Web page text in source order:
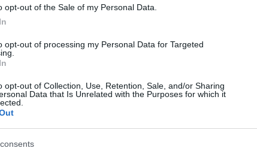
opt-out of the Sale of my Personal Data.
opt-out of processing my Personal Data for Targeted
opt-out of Collection, Use, Retention, Sale, and/or Sharing
Data that Is Unrelated with the Purposes for which it
του,
μόνος μου εδώ, είναι μια εκπομπή
ΑΝΤ1 που υποδεχόμαστε ένα πολύ γελαστό
είμαστε που υποδεχόμαστε τη Δούκισσα